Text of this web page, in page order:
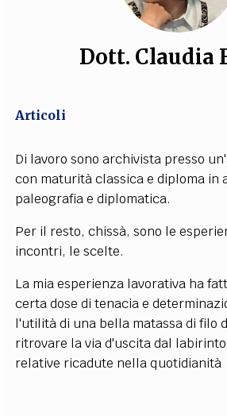
INNOVAZIONE
ALTRO
FILODIRITTO
EXTRA
Dott. Claudia
Articoli
Di lavoro sono archivista presso
con maturità classica e diploma in
paleografia e diplomatica.
Per il resto, chissà, sono le
incontri, le scelte.
La mia esperienza lavorativa ha
certa dose di tenacia e
l'utilità di una bella matassa di filo
ritrovare la via d'uscita dal
relative ricadute nella quotidianità